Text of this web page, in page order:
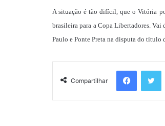
A situação é tão difícil, que o Vitória
brasileira para a Copa Libertadores. Vai
Paulo e Ponte Preta na disputa do título
Compartilhar